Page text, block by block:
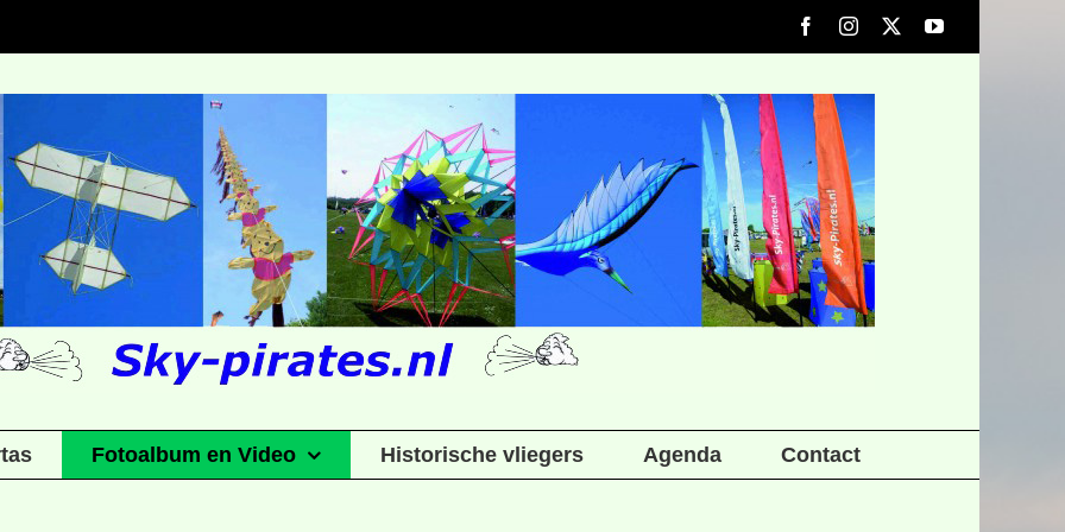
FacebookInstagram YouTube
Fotoalbum en Video Historische vliegers Agenda Contact